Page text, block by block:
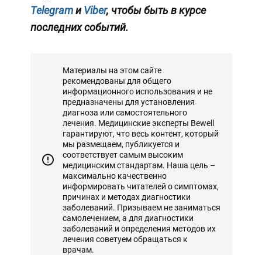
TelegramиViber, чтобы быть в курсе
последних событий.
Материалы на этом сайте
рекомендованы для общего
информационного использования и не
предназначены для установления
диагноза или самостоятельного
лечения. Медицинские эксперты Bewell
гарантируют, что весь контент, который
мы размещаем, публикуется и
соответствует самым высоким
медицинским стандартам. Наша цель –
максимально качественно
информировать читателей о симптомах,
причинах и методах диагностики
заболеваний. Призываем не заниматься
самолечением, а для диагностики
заболеваний и определения методов их
лечения советуем обращаться к
врачам.